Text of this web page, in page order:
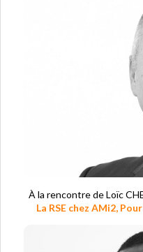
À la rencontre de Loïc
La RSE chez AMi2,